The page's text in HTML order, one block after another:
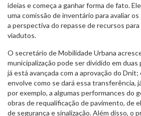
ideias e começa a ganhar forma de fato.
uma comissão de inventário para avaliar
a perspectiva do repasse de recursos
viadutos.
O secretário de Mobilidade Urbana
municipalização pode ser dividido em
já está avançada com a aprovação do
envolve como se dará essa transferência,
por exemplo, a algumas performances do
obras de requalificação de pavimento, de
de segurança e sinalização. Além disso, o